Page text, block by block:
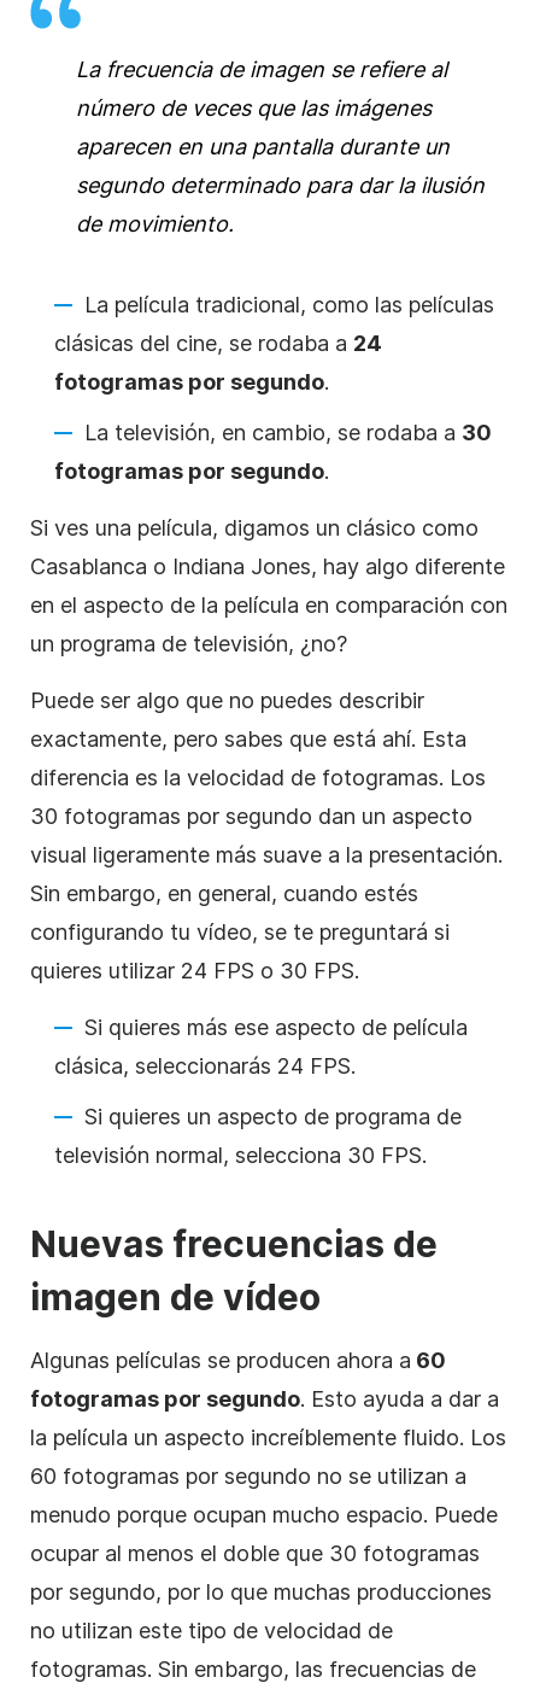
La frecuencia de imagen se refiere al
número de veces que las imágenes
aparecen en una pantalla durante un
segundo determinado para dar la ilusión
de movimiento.
La película tradicional, como las películas
clásicas del cine, se rodaba a 24
fotogramas por segundo.
La televisión, en cambio, se rodaba a 30
fotogramas por segundo.
Si ves una película, digamos un clásico como
Casablanca o Indiana Jones, hay algo diferente
en el aspecto de la película en comparación con
un programa de televisión, ¿no?
Puede ser algo que no puedes describir
exactamente, pero sabes que está ahí. Esta
diferencia es la velocidad de fotogramas. Los
30 fotogramas por segundo dan un aspecto
visual ligeramente más suave a la presentación.
Sin embargo, en general, cuando estés
configurando tu vídeo, se te preguntará si
quieres utilizar 24 FPS o 30 FPS.
Si quieres más ese aspecto de película
clásica, seleccionarás 24 FPS.
Si quieres un aspecto de programa de
televisión normal, selecciona 30 FPS.
Nuevas frecuencias de
imagen de vídeo
Algunas películas se producen ahora a 60
fotogramas por segundo. Esto ayuda a dar a
la película un aspecto increíblemente fluido. Los
60 fotogramas por segundo no se utilizan a
menudo porque ocupan mucho espacio. Puede
ocupar al menos el doble que 30 fotogramas
por segundo, por lo que muchas producciones
no utilizan este tipo de velocidad de
fotogramas. Sin embargo, las frecuencias de